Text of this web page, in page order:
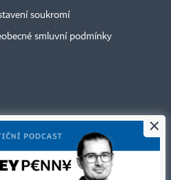
soukromí
smluvní podmínky
×